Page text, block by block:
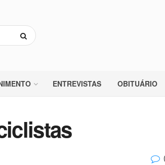
ENTREVISTAS OBITUÁRIO